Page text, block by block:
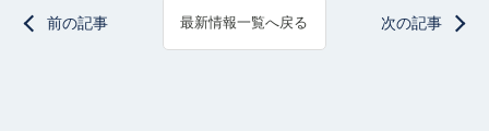
前の記事 最新情報一覧へ戻る 次の記事